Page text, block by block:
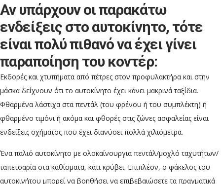
Αν υπάρχουν οι παρακάτω
ενδείξεις στο αυτοκίνητο, τότε
είναι πολύ πιθανό να έχει γίνει
παραποίηση του κοντέρ:
Εκδορές και χτυπήματα από πέτρες στον προφυλακτήρα και στην
μάσκα δείχνουν ότι το αυτοκίνητο έχει κάνει μακρινά ταξίδια.
Φθαρμένα λάστιχα στα πεντάλ (του φρένου ή του συμπλέκτη) ή
φθαρμένο τιμόνι ή ακόμα και φθορές στις ζώνες ασφαλείας είναι
ενδείξεις οχήματος που έχει διανύσει πολλά χιλιόμετρα.
Ένα παλιό αυτοκίνητο με ολοκαίνουργια πεντάλ/μοχλό ταχυτήτων/
ταπετσαρία στα καθίσματα, κάτι κρύβει. Επιπλέον, ο φάκελος του
αυτοκινήτου μπορεί να βοηθήσει να επιβεβαιώσετε τα πραγματικά